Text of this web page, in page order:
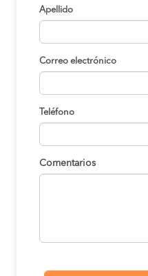
Apellido
Correo electrónico
Teléfono
Comentarios